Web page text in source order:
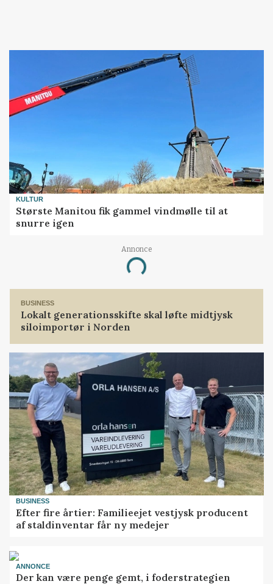
KULTUR
Største Manitou fik gammel vindmølle til at
snurre igen
Annonce
Loading...
BUSINESS
Lokalt generationsskifte skal løfte midtjysk
siloimportør i Norden
BUSINESS
Efter fire årtier: Familieejet vestjysk producent
af staldinventar får ny medejer
ANNONCE
Der kan være penge gemt, i foderstrategien